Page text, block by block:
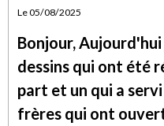
Le 05/08/2025
Bonjour,
dessins qui ont été
part et un qui a
frères qui ont